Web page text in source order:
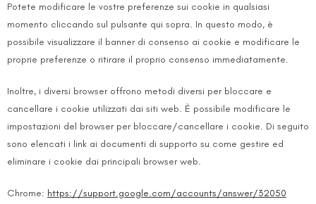
Potete modificare le vostre preferenze sui cookie in qualsiasi
momento cliccando sul pulsante qui sopra. In questo modo, è
possibile visualizzare il banner di consenso ai cookie e modificare le
proprie preferenze o ritirare il proprio consenso immediatamente.
Inoltre, i diversi browser offrono metodi diversi per bloccare e
cancellare i cookie utilizzati dai siti web. È possibile modificare le
impostazioni del browser per bloccare/cancellare i cookie. Di seguito
sono elencati i link ai documenti di supporto su come gestire ed
eliminare i cookie dai principali browser web.
Chrome: https://support.google.com/accounts/answer/32050